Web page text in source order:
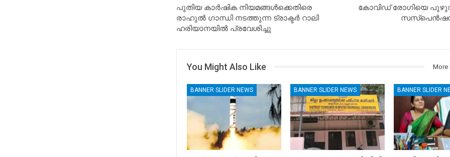
പുതിയ കാര്‍ഷിക നിയമങ്ങള്‍ക്കെതിരെ
രാഹുൽ ഗാന്ധി നടത്തുന്ന ട്രാക്ടർ റാലി
ഹരിയാനയിൽ പ്രവേശിച്ചു
കോവിഡ് രോഗിയെ
സസ്പെൻഷൻ
You Might Also Like More
BANNER SLIDER NEWS BANNER SLIDER NEWS BANNER SLIDER